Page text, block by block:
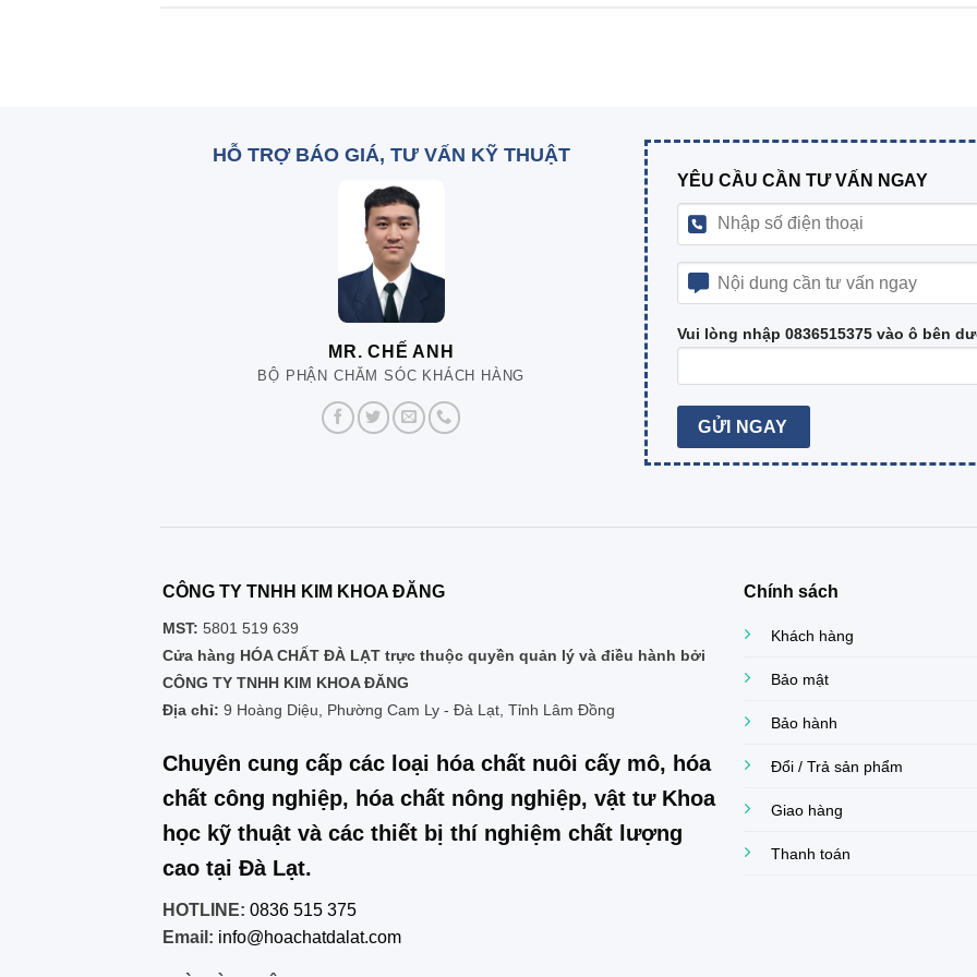
HỖ TRỢ BÁO GIÁ, TƯ VẤN KỸ THUẬT
MR. CHẾ ANH
BỘ PHẬN CHĂM SÓC KHÁCH HÀNG
YÊU CẦU CẦN TƯ VẤN NGAY
Vui lòng nhập 0836515375 vào ô bên
CÔNG TY TNHH KIM KHOA ĐĂNG
MST: 5801 519 639
Cửa hàng HÓA CHẤT ĐÀ LẠT trực thuộc quyền quản lý và điều hành bởi
CÔNG TY TNHH KIM KHOA ĐĂNG
Địa chỉ: 9 Hoàng Diệu, Phường Cam Ly - Đà Lạt, Tỉnh Lâm Đồng
Chuyên cung cấp các loại hóa chất nuôi cấy mô, hóa
chất công nghiệp, hóa chất nông nghiệp, vật tư Khoa
học kỹ thuật và các thiết bị thí nghiệm chất lượng
cao tại Đà Lạt.
HOTLINE: 0836 515 375
Email: info@hoachatdalat.com
Chính sách
Khách hàng
Bảo mật
Bảo hành
Đổi / Trả sản phẩm
Giao hàng
Thanh toán